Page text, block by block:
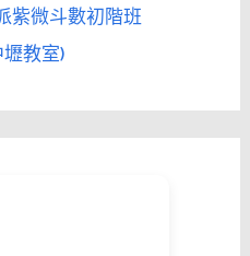
紫微斗數初階班
教室)